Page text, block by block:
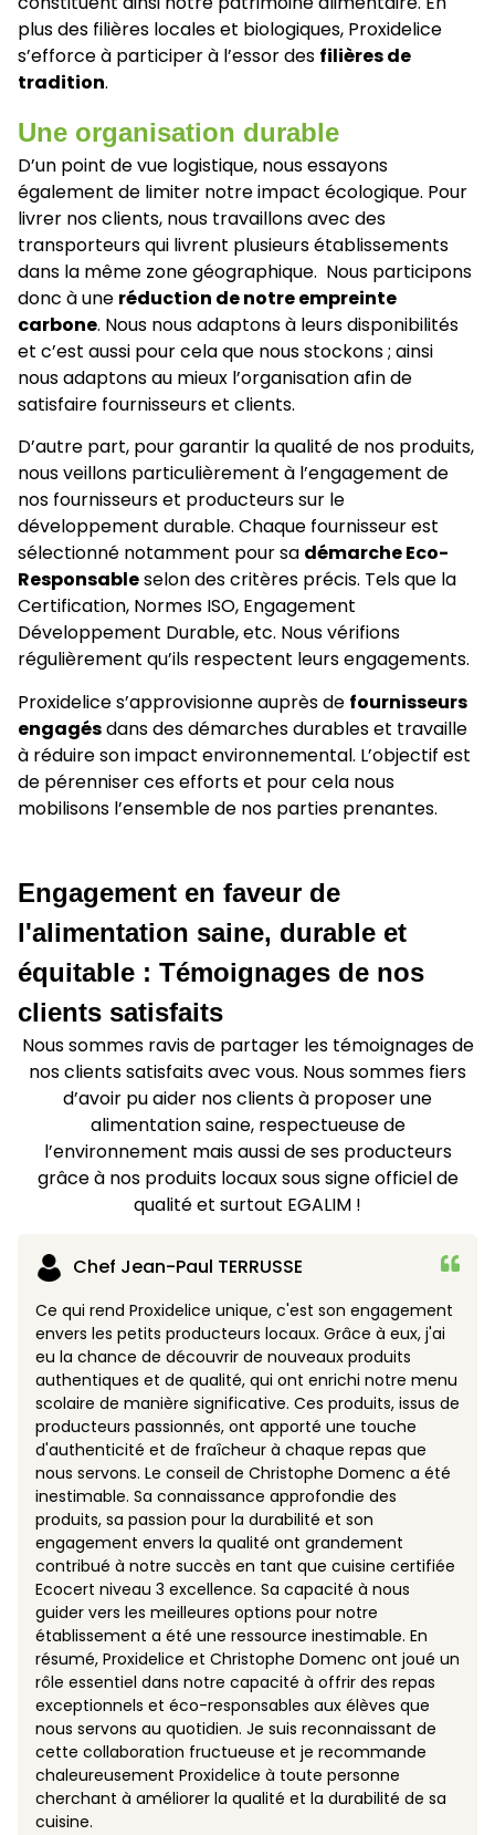
plus des filières locales et biologiques, Proxidelice
s’efforce à participer à l’essor des filières de
tradition.
Une organisation durable
D’un point de vue logistique, nous essayons
également de limiter notre impact écologique. Pour
livrer nos clients, nous travaillons avec des
transporteurs qui livrent plusieurs établissements
dans la même zone géographique. Nous participons
donc à une réduction de notre empreinte
carbone. Nous nous adaptons à leurs disponibilités
et c’est aussi pour cela que nous stockons ; ainsi
nous adaptons au mieux l’organisation afin de
satisfaire fournisseurs et clients.
D’autre part, pour garantir la qualité de nos produits,
nous veillons particulièrement à l’engagement de
nos fournisseurs et producteurs sur le
développement durable. Chaque fournisseur est
sélectionné notamment pour sa démarche Eco-
Responsableselon des critères précis. Tels que la
Certification, Normes ISO, Engagement
Développement Durable, etc. Nous vérifions
régulièrement qu’ils respectent leurs engagements.
Proxidelice s’approvisionne auprès de fournisseurs
engagésdans des démarches durables et travaille
à réduire son impact environnemental. L’objectif est
de pérenniser ces efforts et pour cela nous
mobilisons l’ensemble de nos parties prenantes.
Engagement en faveur de
l'alimentation saine, durable et
équitable : Témoignages de nos
clients satisfaits
Nous sommes ravis de partager les témoignages de
nos clients satisfaits avec vous. Nous sommes fiers
d’avoir pu aider nos clients à proposer une
alimentation saine, respectueuse de
l’environnement mais aussi de ses producteurs
grâce à nos produits locaux sous signe officiel de
qualité et surtout EGALIM !
Chef Jean-Paul TERRUSSE
Ce qui rend Proxidelice unique, c'est son engagement
envers les petits producteurs locaux. Grâce à eux, j'ai
eu la chance de découvrir de nouveaux produits
authentiques et de qualité, qui ont enrichi notre menu
scolaire de manière significative. Ces produits, issus de
producteurs passionnés, ont apporté une touche
d'authenticité et de fraîcheur à chaque repas que
nous servons. Le conseil de Christophe Domenc a été
inestimable. Sa connaissance approfondie des
produits, sa passion pour la durabilité et son
engagement envers la qualité ont grandement
contribué à notre succès en tant que cuisine certifiée
Ecocert niveau 3 excellence. Sa capacité à nous
guider vers les meilleures options pour notre
établissement a été une ressource inestimable. En
résumé, Proxidelice et Christophe Domenc ont joué un
rôle essentiel dans notre capacité à offrir des repas
exceptionnels et éco-responsables aux élèves que
nous servons au quotidien. Je suis reconnaissant de
cette collaboration fructueuse et je recommande
chaleureusement Proxidelice à toute personne
cherchant à améliorer la qualité et la durabilité de sa
cuisine.